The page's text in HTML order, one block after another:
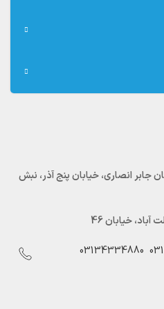
جابر انصاری، خیابان پنج آذر، نبش
خیابان 46
03134334880